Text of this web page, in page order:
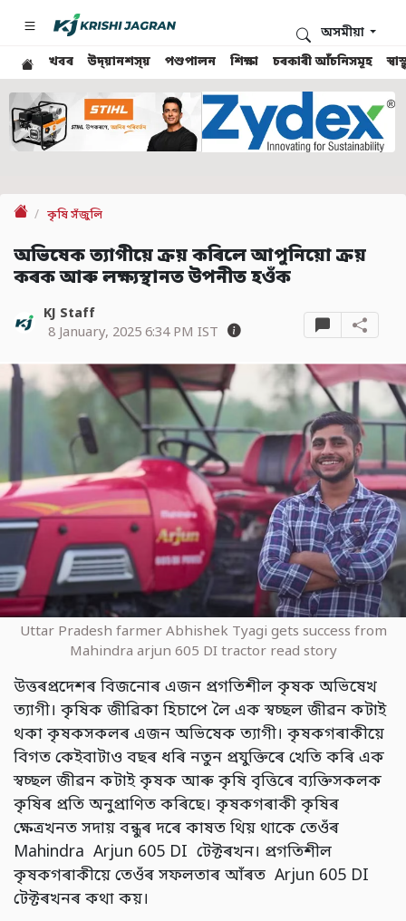
খবৰ উদ্য়ানশস্য় পশুপালন শিক্ষা চৰকাৰী আঁচনিসমূহ
অসমীয়া
কৃষি সঁজুলি
অভিষেক ত্যাগীয়ে ক্ৰয় কৰিলে আপুনিয়ো ক্ৰয়
কৰক আৰু লক্ষ্যস্থানত উপনীত হওঁক
KJ Staff
8 January, 2025 6:34 PM IST
Uttar Pradesh farmer Abhishek Tyagi gets success from
Mahindra arjun 605 DI tractor read story
উত্তৰপ্ৰদেশৰ বিজনোৰ এজন প্ৰগতিশীল কৃষক অভিষেখ
ত্যাগী। কৃষিক জীৱিকা হিচাপে লৈ এক স্বচ্ছল জীৱন কটাই
থকা কৃষকসকলৰ এজন অভিষেক ত্যাগী। কৃষকগৰাকীয়ে
বিগত কেইবাটাও বছৰ ধৰি নতুন প্ৰযুক্তিৰে খেতি কৰি এক
স্বচ্ছল জীৱন কটাই কৃষক আৰু কৃষি বৃত্তিৰে ব্যক্তিসকলক
কৃষিৰ প্ৰতি অনুপ্ৰাণিত কৰিছে। কৃষকগৰাকী কৃষিৰ
ক্ষেত্ৰখনত সদায় বন্ধুৰ দৰে কাষত থিয় থাকে তেওঁৰ
Mahindra Arjun 605 DI টেক্টৰখন। প্ৰগতিশীল
কৃষকগৰাকীয়ে তেওঁৰ সফলতাৰ আঁৰত Arjun 605 DI
টেক্টৰখনৰ কথা কয়।